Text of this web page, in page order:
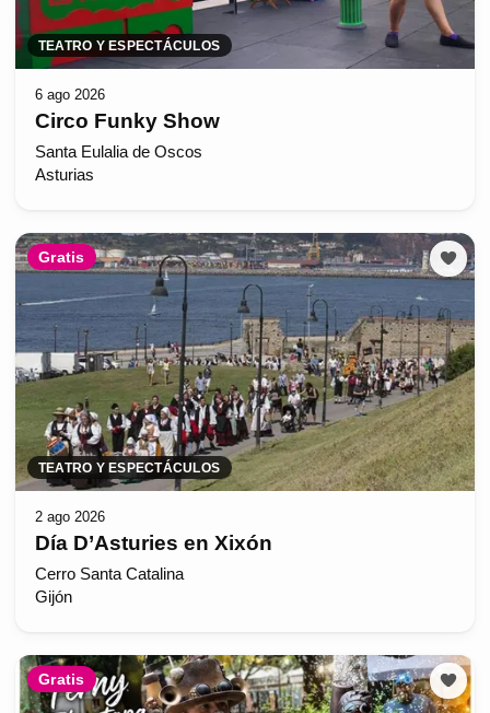
TEATRO Y ESPECTÁCULOS
6 ago 2026
Circo Funky Show
Santa Eulalia de Oscos
Asturias
Gratis
TEATRO Y ESPECTÁCULOS
2 ago 2026
Día D’Asturies en Xixón
Cerro Santa Catalina
Gijón
Gratis